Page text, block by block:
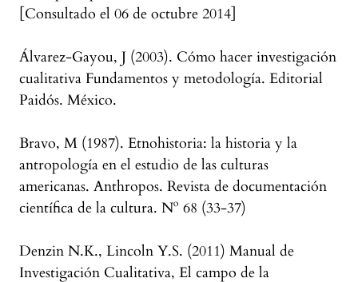
[Consultado el 06 de octubre 2014]
Álvarez-Gayou, J (2003). Cómo hacer investigación
cualitativa Fundamentos y metodología. Editorial
Paidós. México.
Bravo, M (1987). Etnohistoria: la historia y la
antropología en el estudio de las culturas
americanas. Anthropos. Revista de documentación
científica de la cultura. Nº 68 (33-37)
Denzin N.K., Lincoln Y.S. (2011) Manual de
Investigación Cualitativa, El campo de la